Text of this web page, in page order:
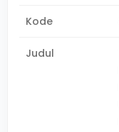
Kode
Judul